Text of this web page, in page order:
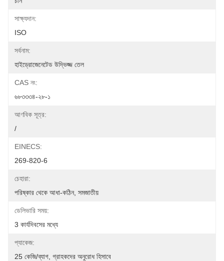
সাক্ষ্যদান:
ISO
সর্বনাম:
হাইড্রোজেনেটেড উদ্ভিজ্জ তেল
CAS নং:
৬৮৩৩৩৪-২৮-১
আণবিক সূত্র:
/
EINECS:
269-820-6
চেহারা:
পরিষ্কার থেকে আধা-কঠিন, সমজাতীয়
ডেলিভারি সময়:
3 কার্যদিবসের মধ্যে
প্যাকেজ:
25 কেজি/ব্যাগ, গ্রাহকদের অনুরোধ হিসাবে